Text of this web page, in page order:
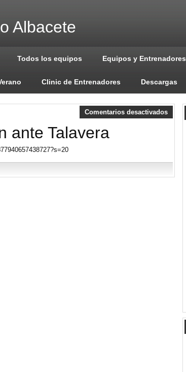
Albacete
Todos los equipos Equipos y Entrenadores
Clinic de Entrenadores Descargas
Comentarios desactivados
ante Talavera